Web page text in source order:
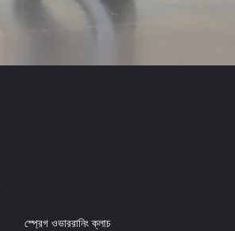
স্প্রেগ ওভাররানিং ক্লাচ